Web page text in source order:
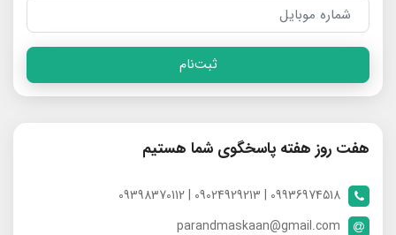
ثبت‌نام
هفت روز هفته پاسخگوی شما هستیم
09936974518 | 09024929213 | 09398370112
parandmaskaan@gmail.com